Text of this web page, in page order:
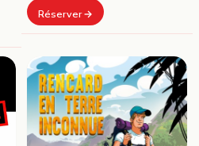
Réserver